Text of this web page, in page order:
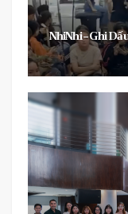
Chuyên